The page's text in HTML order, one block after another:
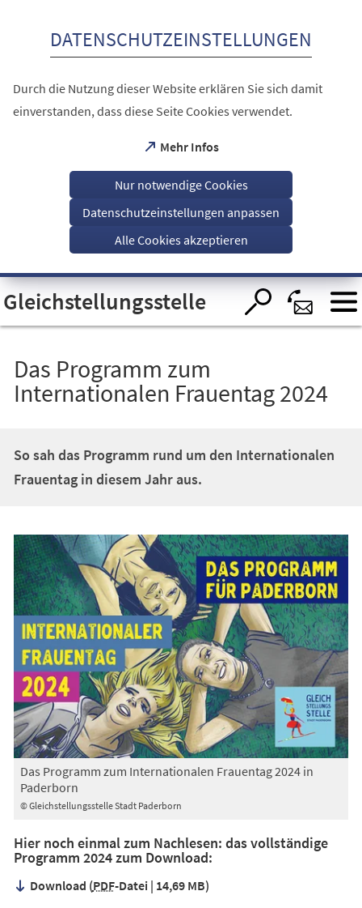
Visuelle
Assistenzsoftware
öffnen.
DATENSCHUTZEINSTELLUNGEN
Durch die Nutzung dieser Website erklären Sie sich damit
einverstanden, dass diese Seite Cookies verwendet.
Mehr Infos
(Öffnet
einem
Tab)
Nur notwendige Cookies
Datenschutzeinstellungen anpassen
Alle Cookies akzeptieren
Gleichstellungsstelle
Das Programm zum
Internationalen Frauentag 2024
So sah das Programm rund um den Internationalen
Frauentag in diesem Jahr aus.
© Gleichstellungsstelle Stadt Paderborn
Das Programm zum Internationalen Frauentag 2024 in
Paderborn
Hier noch einmal zum Nachlesen: das vollständige
Programm 2024 zum Download:
Download PDF-Datei 14,69 MB